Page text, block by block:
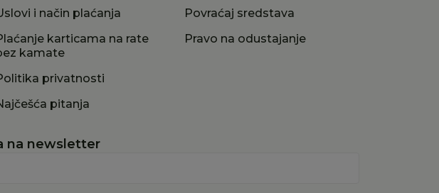
i način plaćanja
karticama na rate
kamate
privatnosti
pitanja
Povraćaj sredstava
Pravo na odustajanje
na newsletter